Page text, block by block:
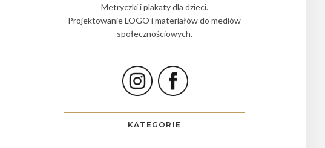
Metryczki i plakaty dla dzieci.
Projektowanie LOGO i materiałów do mediów
społecznościowych.
KATEGORIE